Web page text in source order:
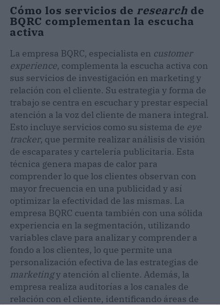
Cómo los servicios de research de
BQRC complementan la escucha
activa
La empresa BQRC, especialista en customer
experience, complementa la escucha activa con
sus servicios de investigación en marketing y
relación con el cliente. Su estrategia y forma de
trabajo se centra en escuchar y prestar especial
atención a la voz del cliente de manera integral.
Esto incluye servicios como su sistema de eye
tracker, que permite realizar análisis de visión
de escaparates y cartelería publicitaria. Esta
técnica genera mapas de calor para
comprender lo que los clientes observan con
mayor frecuencia en una publicidad y así
optimizar la efectividad de las mismas. La
empresa BQRC cuenta también con una sólida
experiencia en la segmentación, utilizando
variables clave para analizar y comprender a
fondo a los clientes, lo que permite una
personalización efectiva de las estrategias de
marketingy atención al cliente. Además, la
empresa realiza auditorías a los canales de
relación con el cliente, identificando áreas de